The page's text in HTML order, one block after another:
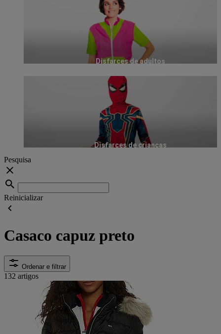
Disfarces de adultos
Disfarces de crianças
Pesquisa
Reinicializar
Casaco capuz preto
Ordenar e filtrar
132 artigos